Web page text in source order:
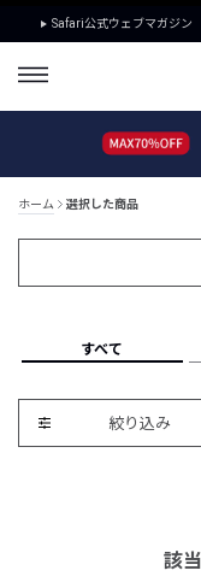
Safari公式ウェブマガジン
ホーム 選択した商品
すべて
絞り込み
該